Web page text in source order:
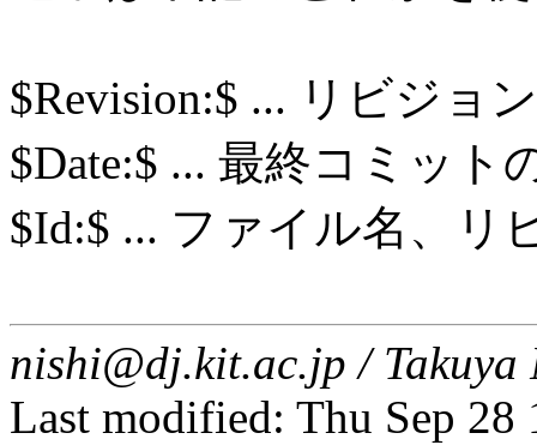
$Revision:$ ... リビジョン
$Date:$ ... 最終コミット
$Id:$ ... ファイル名、リ
nishi@dj.kit.ac.jp / Takuya
Last modified: Thu Sep 28